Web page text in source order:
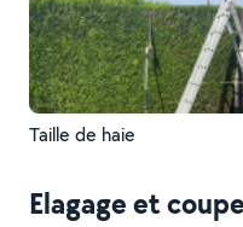
Taille de haie
Elagage et